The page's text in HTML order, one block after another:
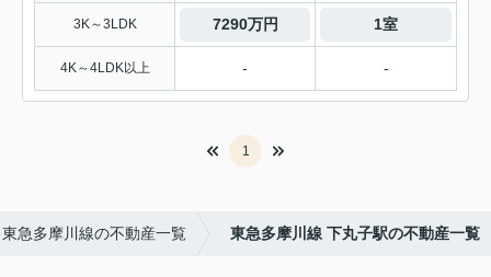
3K～3LDK 7290万円 1室
4K～4LDK以上 - -
1
東急多摩川線の不動産一覧 東急多摩川線 下丸子駅の不動産一覧